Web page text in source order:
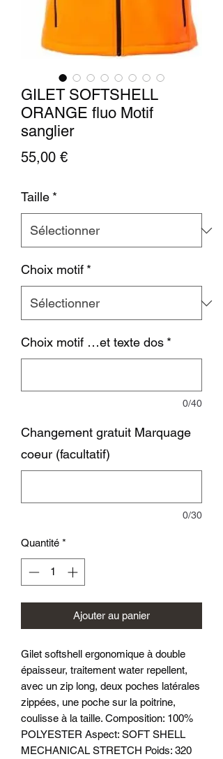
GILET SOFTSHELL
ORANGE fluo Motif
sanglier
55,00 €Prix
Taille *
Choix motif *
Choix motif …et texte dos *
0/40
Changement gratuit Marquage
coeur (facultatif)
0/30
Quantité *
Ajouter au panier
Gilet softshell ergonomique à double
épaisseur, traitement water repellent,
avec un zip long, deux poches latérales
zippées, une poche sur la poitrine,
coulisse à la taille. Composition: 100%
POLYESTER Aspect: SOFT SHELL
MECHANICAL STRETCH Poids: 320